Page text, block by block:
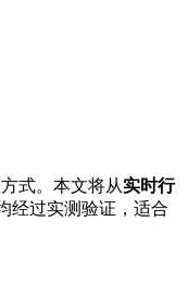
式。本文将从实时行
经过实测验证，适合